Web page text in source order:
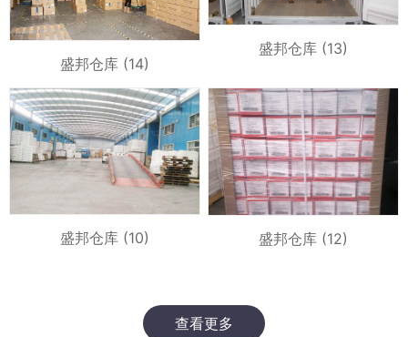
盛邦仓库 (14)
盛邦仓库 (13)
盛邦仓库 (10) 盛邦仓库 (12)
查看更多